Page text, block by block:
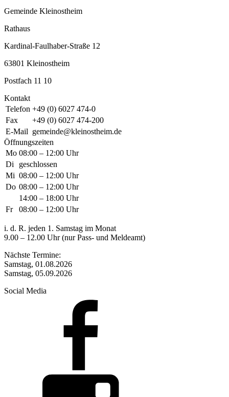
Gemeinde Kleinostheim
Rathaus
Kardinal-Faulhaber-Straße 12
63801 Kleinostheim
Postfach 11 10
Kontakt
Telefon +49 (0) 6027 474-0
Fax
+49 (0) 6027 474-200
E-Mail gemeinde@kleinostheim.de
Öffnungszeiten
Mo 08:00 – 12:00 Uhr
Di
geschlossen
Mi 08:00 – 12:00 Uhr
Do 08:00 – 12:00 Uhr
14:00 – 18:00 Uhr
Fr
08:00 – 12:00 Uhr
i. d. R. jeden 1. Samstag im Monat
9.00 – 12.00 Uhr (nur Pass- und Meldeamt)
Nächste Termine:
Samstag, 01.08.2026
Samstag, 05.09.2026
Social Media